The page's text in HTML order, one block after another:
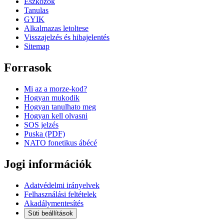
Tanulas
GYIK
Alkalmazas letoltese
Visszajelzés és hibajelentés
Sitemap
Forrasok
Mi az a morze-kod?
Hogyan mukodik
Hogyan tanulhato meg
Hogyan kell olvasni
SOS jelzés
Puska (PDF)
NATO fonetikus ábécé
Jogi információk
Adatvédelmi irányelvek
Felhasználási feltételek
Akadálymentesítés
Süti beállítások